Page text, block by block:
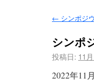
← シンポジ
シンポ
投稿日: 11
2022年11